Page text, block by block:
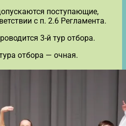
поступающие,
с п. 2.6 Регламента.
3-й тур отбора.
отбора — очная.